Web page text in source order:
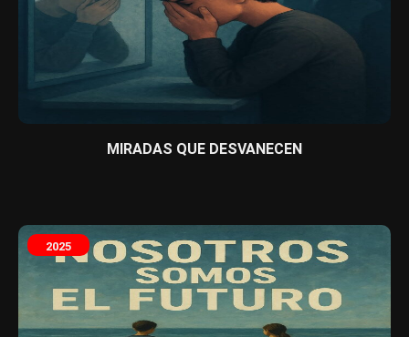
MIRADAS QUE DESVANECEN
2025